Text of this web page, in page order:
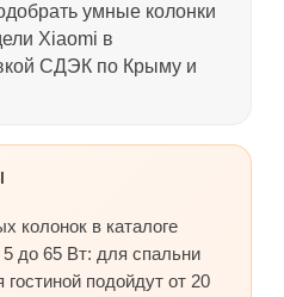
умные колонки
Xiaomi в
СДЭК по Крыму и
колонок в каталоге
5 до 65 Вт: для спальни
гостиной подойдут от 20